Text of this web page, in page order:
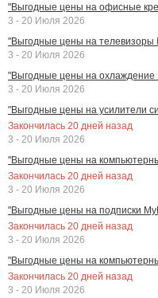
"Выгодные цены на офисные
3 - 20 Июля 2026
"Выгодные цены на телевизоры
3 - 20 Июля 2026
"Выгодные цены на охлаждение
3 - 20 Июля 2026
"Выгодные цены на усилители
Закончилась 20 дней назад
3 - 20 Июля 2026
"Выгодные цены на
Закончилась 20 дней назад
3 - 20 Июля 2026
"Выгодные цены на подписки
Закончилась 20 дней назад
3 - 20 Июля 2026
"Выгодные цены на
Закончилась 20 дней назад
3 - 20 Июля 2026